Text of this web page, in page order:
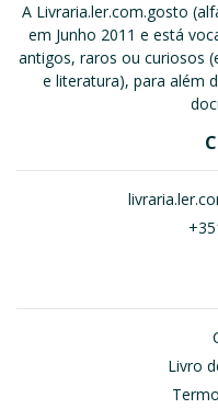
A Livraria.ler.com.gosto
em Junho 2011 e está
antigos, raros ou curiosos
e literatura), para além
Livro